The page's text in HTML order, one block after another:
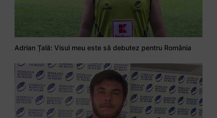
Adrian Țală: Visul meu este să debutez pentru România